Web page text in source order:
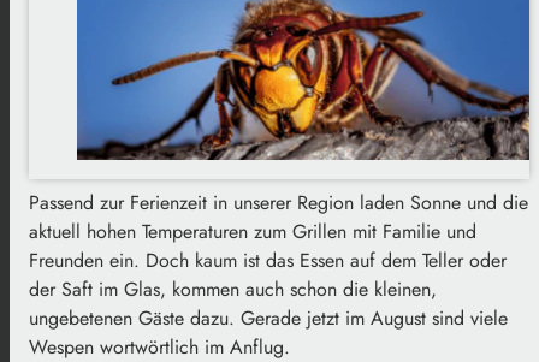
Passend zur Ferienzeit in unserer Region laden Sonne und die
aktuell hohen Temperaturen zum Grillen mit Familie und
Freunden ein. Doch kaum ist das Essen auf dem Teller oder
der Saft im Glas, kommen auch schon die kleinen,
ungebetenen Gäste dazu. Gerade jetzt im August sind viele
Wespen wortwörtlich im Anflug.